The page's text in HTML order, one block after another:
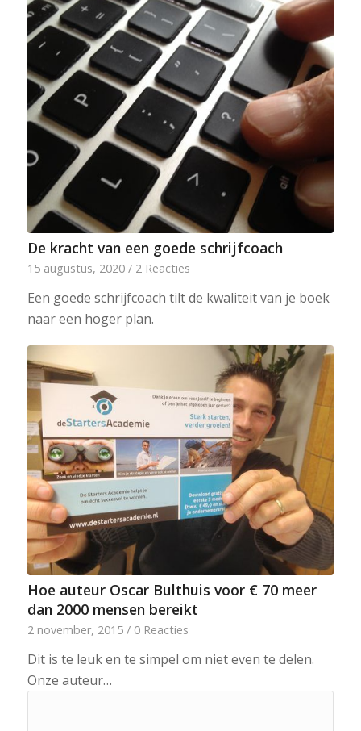
De kracht van een goede schrijfcoach
15 augustus, 2020 / 2 Reacties
Een goede schrijfcoach tilt de kwaliteit van je boek
naar een hoger plan.
Hoe auteur Oscar Bulthuis voor € 70 meer
dan 2000 mensen bereikt
2 november, 2015 / 0 Reacties
Dit is te leuk en te simpel om niet even te delen.
Onze auteur…